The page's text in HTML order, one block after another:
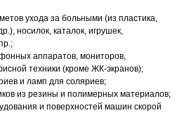
ухода за больными (из пластика,
носилок, каталок, игрушек,
аппаратов, мониторов,
техники (кроме ЖК-экранов);
и ламп для соляриев;
из резины и полимерных материалов;
и поверхностей машин скорой